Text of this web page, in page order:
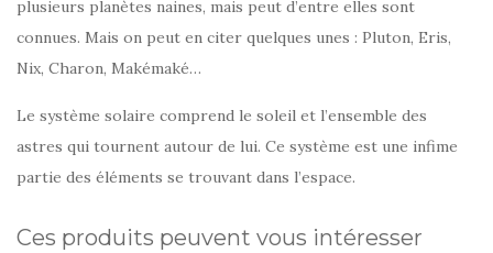
plusieurs planètes naines, mais peut d’entre elles sont
connues. Mais on peut en citer quelques unes : Pluton, Eris,
Nix, Charon, Makémaké…
Le système solaire comprend le soleil et l’ensemble des
astres qui tournent autour de lui. Ce système est une infime
partie des éléments se trouvant dans l’espace.
Ces produits peuvent vous intéresser